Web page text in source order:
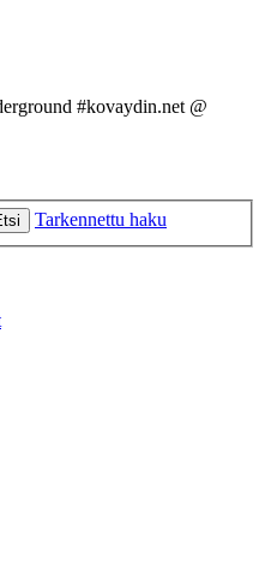
#kovaydin.net @
Tarkennettu haku